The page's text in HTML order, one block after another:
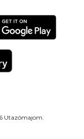
Utazómajom.